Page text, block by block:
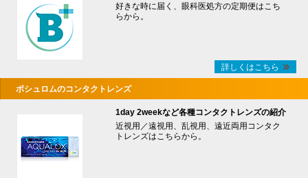
好きな時に届く、眼科医処方の定期便はこち
らから。
詳しくはこちら
ボシュロムのコンタクトレンズ
1day 2weekなど各種コンタクトレンズの紹介
近視用／遠視用、乱視用、遠近両用コンタク
トレンズはこちらから。